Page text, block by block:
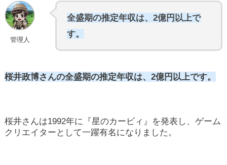
管理人
全盛期の推定年収は、2億円以上で
す。
桜井政博さんの全盛期の推定年収は、2億円以上です。
桜井さんは1992年に『星のカービィ』を発表し、ゲーム
クリエイターとして一躍有名になりました。